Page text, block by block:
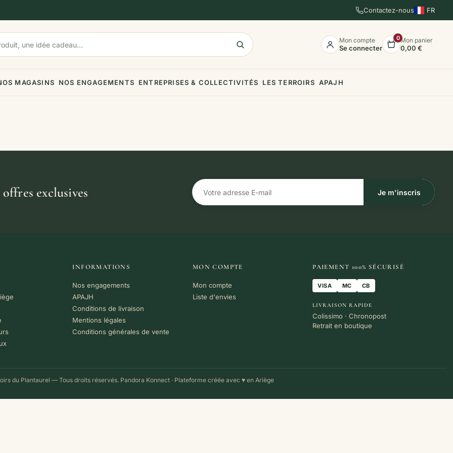
Contactez-nous
FR
EN
Mon compte
Se connecter
0Mon panier
0,00 €
MAGASINS NOS ENGAGEMENTS ENTREPRISES & COLLECTIVITÉS LES TERROIRS APAJH
exclusives Je m'inscris
INFORMATIONS
Nos engagements
APAJH
Conditions de livraison
Mentions légales
Conditions générales de vente
MON COMPTE
Mon compte
Liste d'envies
PAIEMENT 100% SÉCURISÉ
VISA MC CB
LIVRAISON RAPIDE
Colissimo · Chronopost
Retrait en boutique
du Plantaurel — Tous droits réservés. Pandora Konnect· Plateforme créée avec ♥ en Ariège